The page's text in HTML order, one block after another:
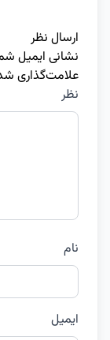
ارسال نظر
نشانی ایمیل
علامت‌گذاری
نظر
نام
ایمیل